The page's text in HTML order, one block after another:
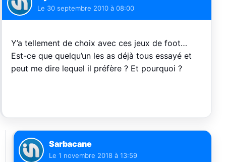
Le 30 septembre 2010 à 08:00
Y’a tellement de choix avec ces jeux de foot…
Est-ce que quelqu’un les as déjà tous essayé et
peut me dire lequel il préfère ? Et pourquoi ?
Sarbacane
Le 1 novembre 2018 à 13:59